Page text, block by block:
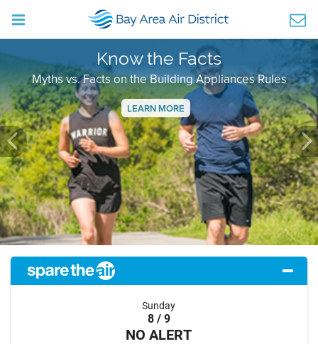
Know the Facts
Myths vs. Facts on the Building Appliances Rules
LEARN MORE
Previous
Sunday
8 / 9
NO ALERT